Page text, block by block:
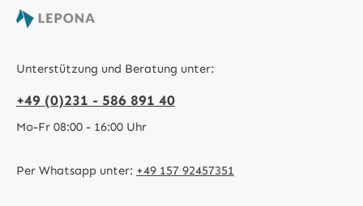
Unterstützung und Beratung unter:
+49 (0)231 - 586 891 40
Mo-Fr 08:00 - 16:00 Uhr
Per Whatsapp unter: +49 157 92457351